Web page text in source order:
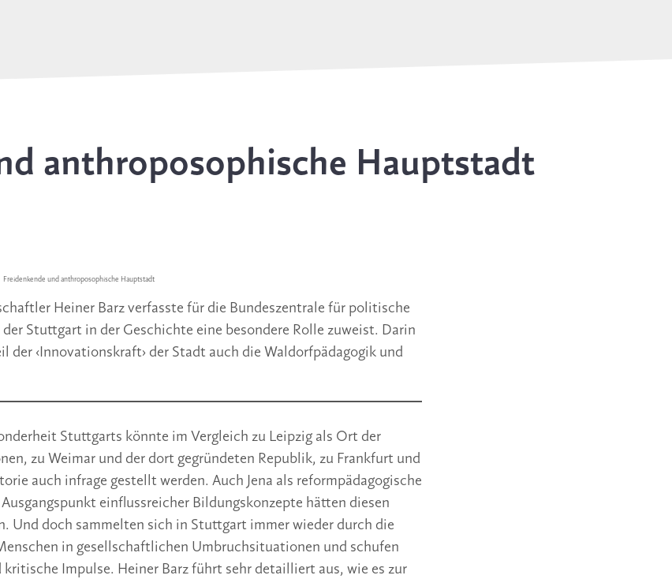
anthroposophische Hauptstadt
Freidenkende und anthroposophische Hauptstadt
Heiner Barz verfasste für die Bundeszentrale für politische
Stuttgart in der Geschichte eine besondere Rolle zuweist. Darin
der ‹Innovationskraft› der Stadt auch die Waldorfpädagogik und
Stuttgarts könnte im Vergleich zu Leipzig als Ort der
zu Weimar und der dort gegründeten Republik, zu Frankfurt und
auch infrage gestellt werden. Auch Jena als reformpädagogische
einflussreicher Bildungskonzepte hätten diesen
Und doch sammelten sich in Stuttgart immer wieder durch die
in gesellschaftlichen Umbruchsituationen und schufen
kritische Impulse. Heiner Barz führt sehr detailliert aus, wie es zur